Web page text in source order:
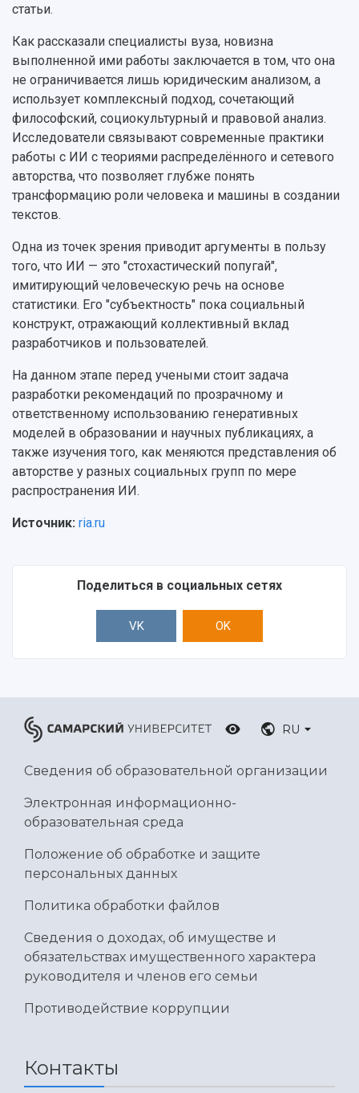
статьи.
Как рассказали специалисты вуза, новизна
выполненной ими работы заключается в том, что она
не ограничивается лишь юридическим анализом, а
использует комплексный подход, сочетающий
философский, социокультурный и правовой анализ.
Исследователи связывают современные практики
работы с ИИ с теориями распределённого и сетевого
авторства, что позволяет глубже понять
трансформацию роли человека и машины в создании
текстов.
Одна из точек зрения приводит аргументы в пользу
того, что ИИ — это "стохастический попугай",
имитирующий человеческую речь на основе
статистики. Его "субъектность" пока социальный
конструкт, отражающий коллективный вклад
разработчиков и пользователей.
На данном этапе перед учеными стоит задача
разработки рекомендаций по прозрачному и
ответственному использованию генеративных
моделей в образовании и научных публикациях, а
также изучения того, как меняются представления об
авторстве у разных социальных групп по мере
распространения ИИ.
Источник: ria.ru
Поделиться в социальных сетях
VK OK
RU
Сведения об образовательной организации
Электронная информационно-
образовательная среда
Положение об обработке и защите
персональных данных
Политика обработки файлов
Сведения о доходах, об имуществе и
обязательствах имущественного характера
руководителя и членов его семьи
Противодействие коррупции
Контакты